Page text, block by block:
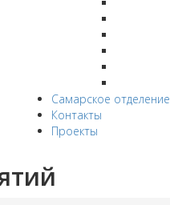
Самарское отделение
Контакты
Проекты